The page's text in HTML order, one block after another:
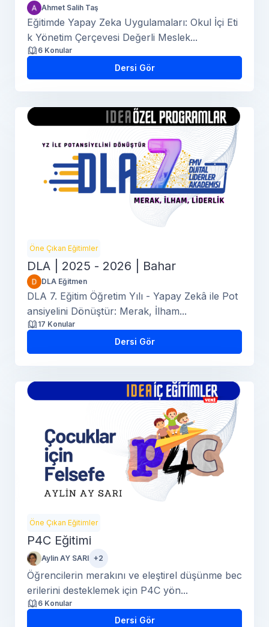
Ahmet Salih Taş
Eğitimde Yapay Zeka Uygulamaları: Okul İçi Eti
k Yönetim Çerçevesi Değerli Meslek...
6 Konular
Dersi Gör
Öne Çıkan Eğitimler
DLA | 2025 - 2026 | Bahar
DLA Eğitmen
DLA 7. Eğitim Öğretim Yılı - Yapay Zekâ ile Pot
ansiyelini Dönüştür: Merak, İlham...
17 Konular
Dersi Gör
Öne Çıkan Eğitimler
P4C Eğitimi
Aylin AY SARI +2
Öğrencilerin merakını ve eleştirel düşünme bec
erilerini desteklemek için P4C yön...
6 Konular
Dersi Gör